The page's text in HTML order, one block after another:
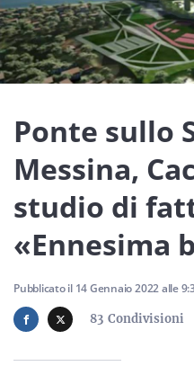
Cultura
Lavoro
Società
Economia
Sport
Sicilia
Servizi
Ponte sullo
Messina,
studio di
«Ennesima
83 Condivisioni
Pubblicato il 14 Gennaio 2022alle